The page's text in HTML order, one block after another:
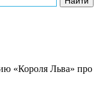
«Короля Льва» про